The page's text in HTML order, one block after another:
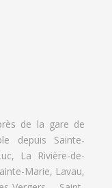
de la gare de
depuis Sainte-
La Rivière-de-
Marie, Lavau,